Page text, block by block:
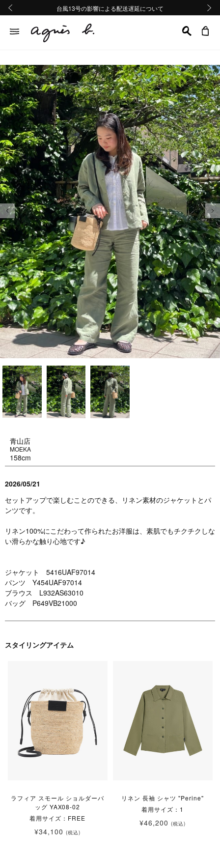
熊本地域地震の影響による配送遅延について
Summer Sale 2buy10%OFF!!
台風13号の影響による配送遅延について
熊本地域地震の影響による配送遅延について
Summer Sale 2buy10%OFF!!
前の画像 次
青山店
MOEKA
158cm
2026/05/21
セットアップで楽しむことのできる、リネン素材のジャケットとパ
ンツです。
リネン100%にこだわって作られたお洋服は、素肌でもチクチクしな
い滑らかな触り心地です♪
ジャケット 5416UAF97014
パンツ Y454UAF97014
ブラウス L932AS63010
バッグ P649VB21000
スタイリングアイテム
ラフィア スモール ショルダーバ
ッグ YAX08-02
着用サイズ：FREE
¥34,100 (税込)
リネン 長袖 シャツ "Perine"
着用サイズ：1
¥46,200 (税込)